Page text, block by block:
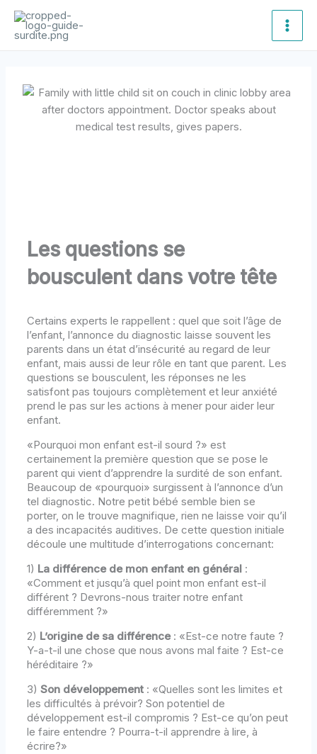
Aller
contenu
Main
Les questions se
bousculent dans votre tête
Certains experts le rappellent : quel que soit l’âge de
l’enfant, l’annonce du diagnostic laisse souvent les
parents dans un état d’insécurité au regard de leur
enfant, mais aussi de leur rôle en tant que parent. Les
questions se bousculent, les réponses ne les
satisfont pas toujours complètement et leur anxiété
prend le pas sur les actions à mener pour aider leur
enfant.
«Pourquoi mon enfant est-il sourd ?» est
certainement la première question que se pose le
parent qui vient d’apprendre la surdité de son enfant.
Beaucoup de «pourquoi» surgissent à l’annonce d’un
tel diagnostic. Notre petit bébé semble bien se
porter, on le trouve magnifique, rien ne laisse voir qu’il
a des incapacités auditives. De cette question initiale
découle une multitude d’interrogations concernant:
1) La différence de mon enfant en général :
«Comment et jusqu’à quel point mon enfant est-il
différent ? Devrons-nous traiter notre enfant
différemment ?»
2) L’origine de sa différence: «Est-ce notre faute ?
Y-a-t-il une chose que nous avons mal faite ? Est-ce
héréditaire ?»
3)Son développement : «Quelles sont les limites et
les difficultés à prévoir? Son potentiel de
développement est-il compromis ? Est-ce qu’on peut
le faire entendre ? Pourra-t-il apprendre à lire, à
écrire?»